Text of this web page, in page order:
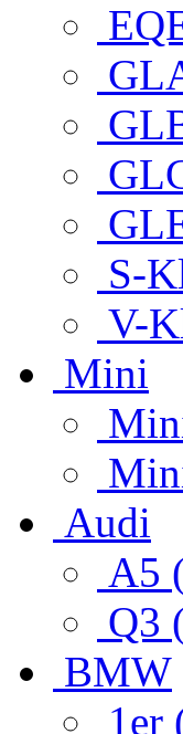
S-
V-
Mini
Audi
A5
Q3
BMW
1er